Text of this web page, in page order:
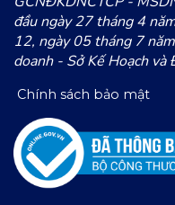
đầu ngày 27 tháng 4
12, ngày 05 tháng 7
doanh - Sở Kế Hoạch
Chính sách bảo mật